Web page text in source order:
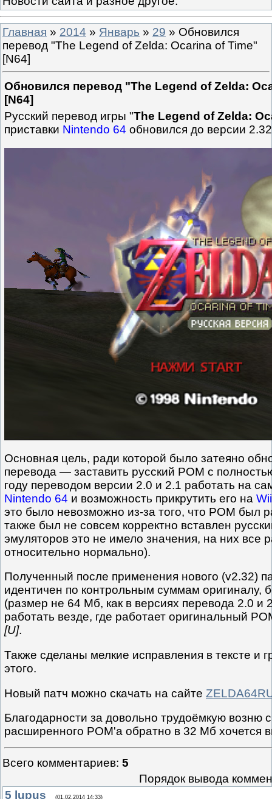
Главная » 2014 » Январь » 29 » Обновился
перевод "The Legend of Zelda: Ocarina of Time"
[N64]
Обновился перевод "The Legend of Zelda:
[N64]
Русский перевод игры "The Legend of Zelda:
приставки Nintendo 64 обновился до версии
Основная цель, ради которой было затеяно
перевода — заставить русский РОМ с
году переводом версии 2.0 и 2.1 работать на
Nintendo 64 и возможность прикрутить его на Wii
это было невозможно из-за того, что РОМ был
также был не совсем корректно вставлен
эмуляторов это не имело значения, на них все
относительно нормально).
Полученный после применения нового (v2.32)
идентичен по контрольным суммам оригиналу,
(размер не 64 Мб, как в версиях перевода 2.0
работать везде, где работает оригинальный
[U].
Также сделаны мелкие исправления в тексте и
этого.
Новый патч можно скачать на сайте
Благодарности за довольно трудоёмкую возню
расширенного РОМ'а обратно в 32 Мб хочется
Всего комментариев: 5
Порядок вывода
5 lupus (01.02.2014 14:33)